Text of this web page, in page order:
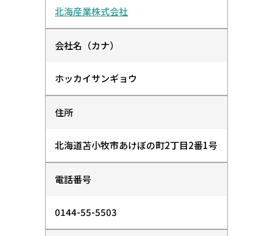
北海産業株式会社
会社名（カナ）
ホッカイサンギョウ
住所
北海道苫小牧市あけぼの町2丁目2番1号
電話番号
0144-55-5503